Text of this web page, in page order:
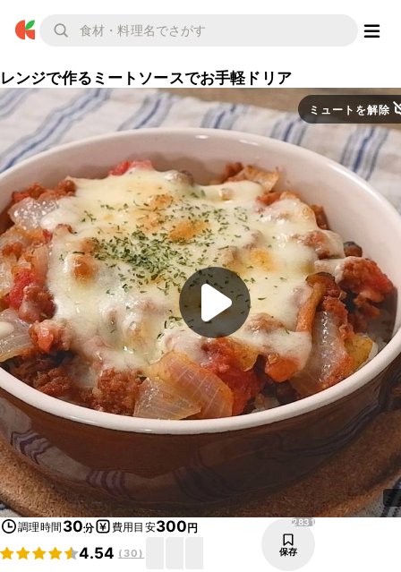
レンジで作るミートソースでお手軽ドリア
ミュートを解除
調理時間 30分 費用目安300円
4.54 ( 30)
2831
保存